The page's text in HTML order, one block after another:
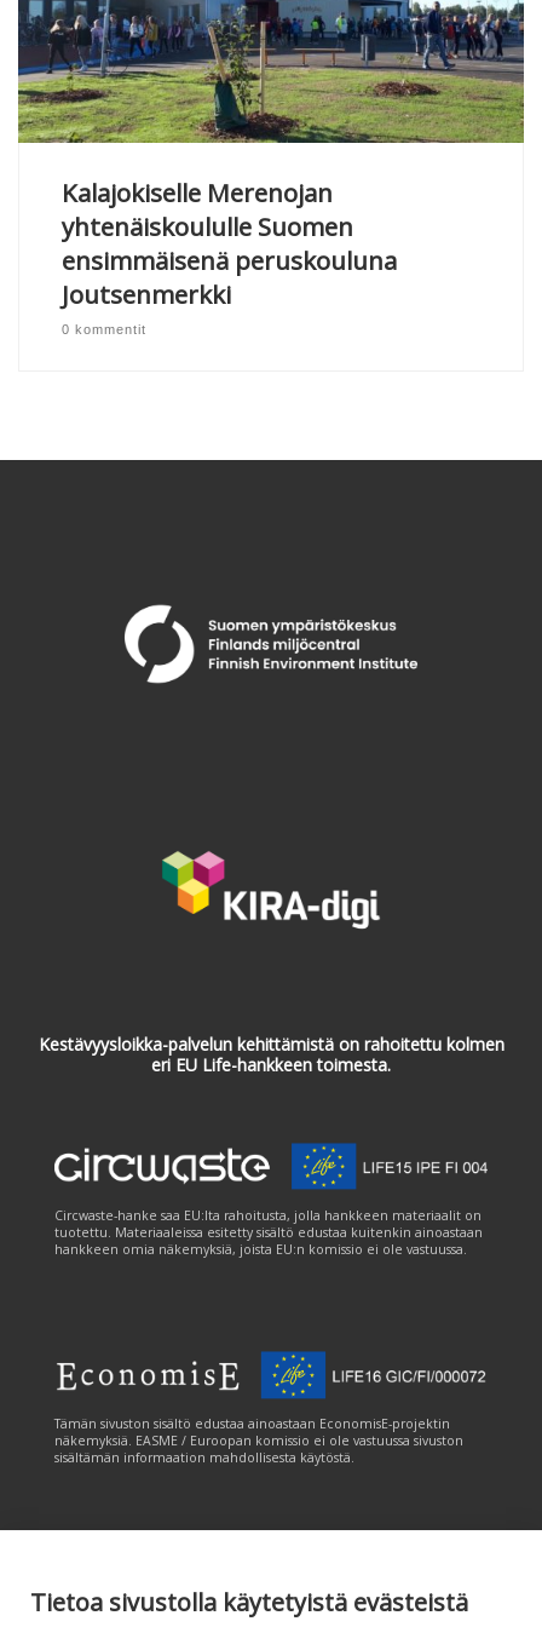
Tietoa sivustolla käytetyistä evästeistä
Kalajokiselle Merenojan
yhtenäiskoululle Suomen
ensimmäisenä peruskouluna
Joutsenmerkki
0 kommentit
Kestävyysloikka-palvelun kehittämistä on rahoitettu kolmen
eri EU Life-hankkeen toimesta.
Circwaste-hanke saa EU:lta rahoitusta, jolla hankkeen materiaalit on
tuotettu. Materiaaleissa esitetty sisältö edustaa kuitenkin ainoastaan
hankkeen omia näkemyksiä, joista EU:n komissio ei ole vastuussa.
Tämän sivuston sisältö edustaa ainoastaan EconomisE-projektin
näkemyksiä. EASME / Euroopan komissio ei ole vastuussa sivuston
sisältämän informaation mahdollisesta käytöstä.